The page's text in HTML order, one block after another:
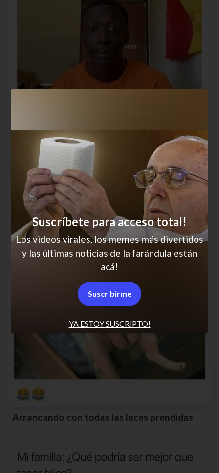
La mejor, seguro que sí
Arrancando con todas las luces prendidas
YA ESTOY SUSCRIPTO!
Suscríbete para acceso total!
Los videos virales, los memes más divertidos
y las últimas noticias de la farándula están
acá!
Suscribirme